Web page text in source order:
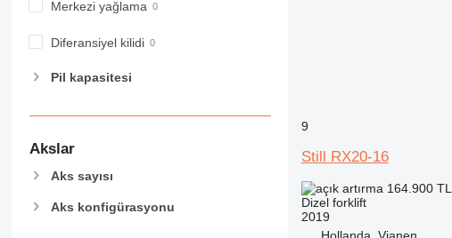
Merkezi yağlama
Diferansiyel kilidi
Pil kapasitesi
Akslar
Aks sayısı
Aks konfigürasyonu
9
Still RX20-16
164.900 TL
Dizel forklift
2019
Hollanda, Vianen